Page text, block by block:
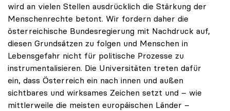
wird an vielen Stellen ausdrücklich die Stärkung der
Menschenrechte betont. Wir fordern daher die
österreichische Bundesregierung mit Nachdruck auf,
diesen Grundsätzen zu folgen und Menschen in
Lebensgefahr nicht für politische Prozesse zu
instrumentalisieren. Die Universitäten treten dafür
ein, dass Österreich ein nach innen und außen
sichtbares und wirksames Zeichen setzt und – wie
mittlerweile die meisten europäischen Länder –